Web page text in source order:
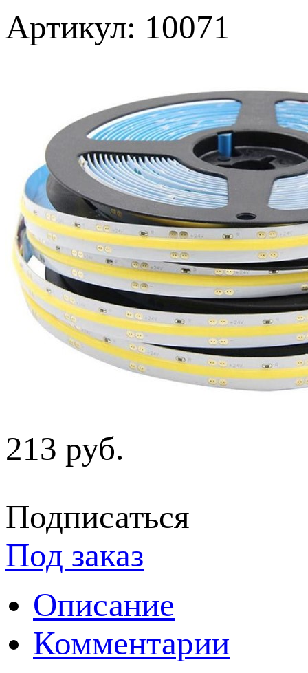
Артикул: 10071
213 руб.
Подписаться
Под заказ
Описание
Комментарии